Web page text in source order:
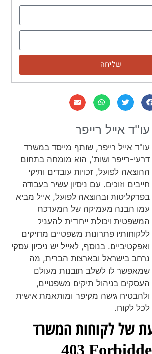
שליחה
עו''ד אייל רייפר​
עו"ד אייל רייפר, שותף מייסד במשרד
דרעי-רייפר ושות', הוא מומחה בתחום
ההוצאה לפועל, זכויות עובדים ותיקי
חייבים וזוכים. עם ניסיון עשיר בעבודה
בפרקליטות ובהוצאה לפועל, אייל מביא
עמו הבנה מעמיקה של המערכת
המשפטית ויכולת ייחודית להעניק
ללקוחותיו פתרונות משפטיים מדויקים
ואפקטיביים. בנוסף, לאייל יש ניסיון עסקי
נרחב בישראל ובארצות הברית, מה
שמאפשר לו לשלב תובנות מעולם
העסקים בניהול תיקים משפטיים,
ולהבטיח גישה מקיפה ומותאמת אישית
לכל לקוח.
של לקוחות המשרד